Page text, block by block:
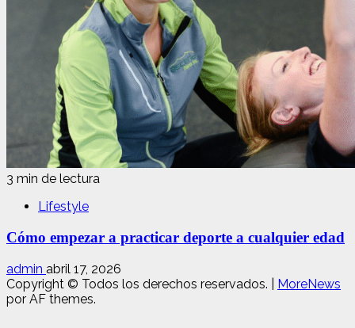
3 min de lectura
Lifestyle
Cómo empezar a practicar deporte a cualquier edad
admin abril 17, 2026
Copyright © Todos los derechos reservados.
MoreNews
por AF themes.